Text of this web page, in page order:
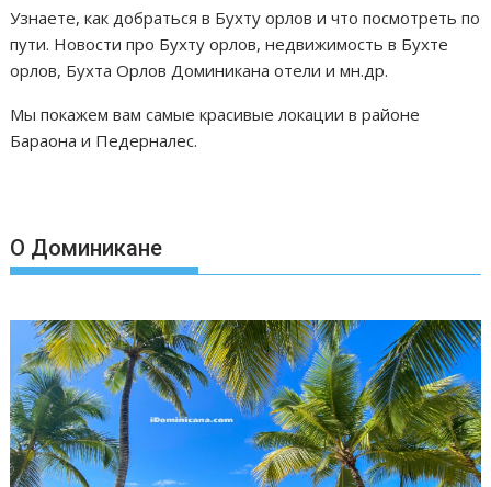
Узнаете, как добраться в Бухту орлов и что посмотреть по
пути. Новости про Бухту орлов, недвижимость в Бухте
орлов, Бухта Орлов Доминикана отели и мн.др.
Мы покажем вам самые красивые локации в районе
Бараона и Педерналес.
О Доминикане